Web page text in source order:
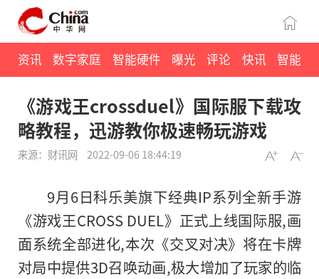
资讯 数字家庭 智能硬件 曝光 评论 快讯 智能
《游戏王crossduel》国际服下载攻
略教程，迅游教你极速畅玩游戏
来源：财讯网 2022-09-06 18:44:19
9月6日科乐美旗下经典IP系列全新手游
《游戏王CROSS DUEL》正式上线国际服,画
面系统全部进化,本次《交叉对决》将在卡牌
对局中提供3D召唤动画,极大增加了玩家的临